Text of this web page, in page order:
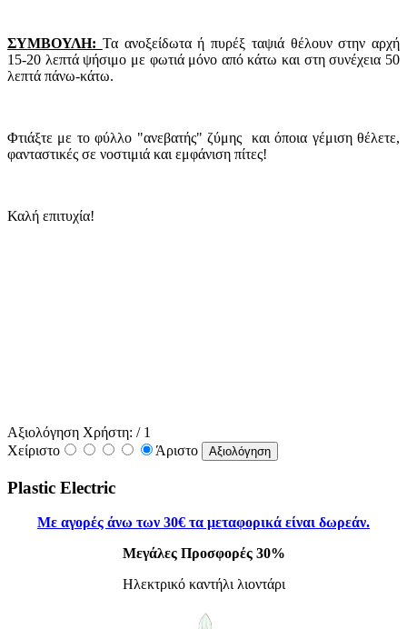
ΣΥΜΒΟΥΛΗ: Τα ανοξείδωτα ή πυρέξ ταψιά θέλουν στην αρχή
15-20 λεπτά ψήσιμο με φωτιά μόνο από κάτω και στη συνέχεια 50
λεπτά πάνω-κάτω.
Φτιάξτε με το φύλλο "ανεβατής" ζύμης και όποια γέμιση θέλετε,
φανταστικές σε νοστιμιά και εμφάνιση πίτες!
Καλή επιτυχία!
Αξιολόγηση Χρήστη: / 1
Χείριστο
Άριστο
Plastic Electric
Με αγορές άνω των 30€ τα μεταφορικά είναι δωρεάν.
Μεγάλες Προσφορές 30%
Ηλεκτρικό καντήλι λιοντάρι